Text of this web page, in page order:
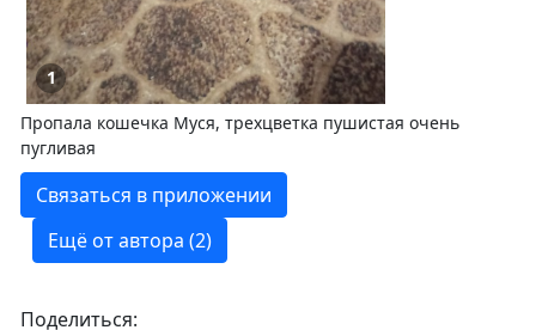
1
Пропала кошечка Муся, трехцветка пушистая очень
пугливая
Связаться в приложении
Ещё от автора (2)
Поделиться: